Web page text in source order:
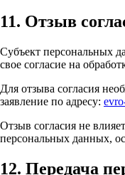
11. Отзыв
Субъект персональных
свое согласие на
Для отзыва согласия
заявление по адресу:
Отзыв согласия не
персональных данных,
12. Передача